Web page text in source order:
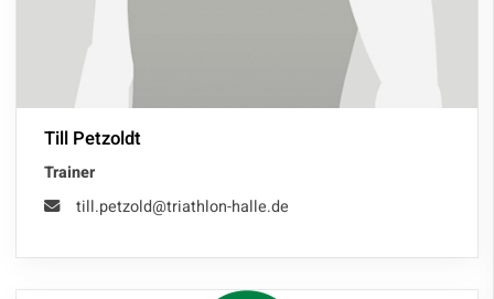
Till Petzoldt
Trainer
till.petzold@triathlon-halle.de